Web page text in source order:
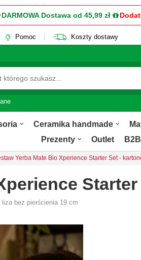
DARMOWA Dostawa od 45,99 zł
Pomoc Koszty dostawy
Ceramika handmade
Prezenty
Outlet B2B
Yerba Mate Bio Xperience Starter Set -
bez pierścienia 19 cm